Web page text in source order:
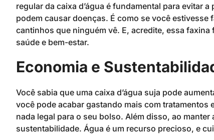
regular da caixa d’água é fundamental para evitar
podem causar doenças. É como se você
cantinhos que ninguém vê. E, acredite, essa
saúde e bem-estar.
Economia e
Você sabia que uma caixa d’água suja pode
você pode acabar gastando mais com tratamentos
nada legal para o seu bolso. Além disso, ao
sustentabilidade. Água é um recurso precioso, e